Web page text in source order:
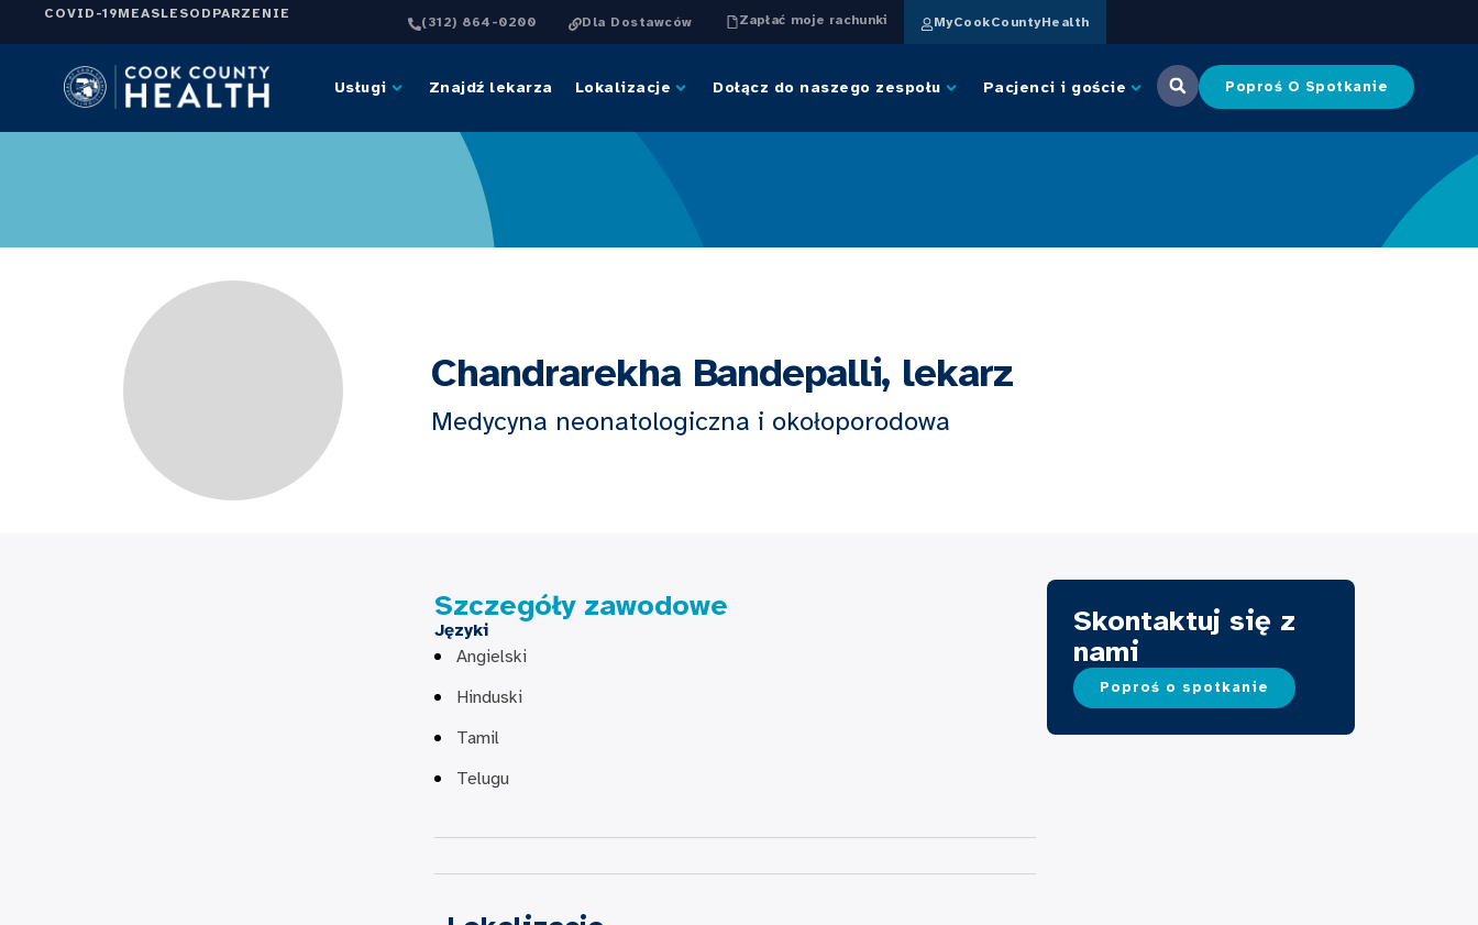
COVID-19MEASLESODPARZENIE
(312) 864-0200 Dla Dostawców Zapłać moje rachunki MyCookCountyHealth
Usługi Znajdź lekarza Lokalizacje Dołącz do naszego zespołu Pacjenci i goście Poproś O Spotkanie
Chandrarekha Bandepalli, lekarz
Medycyna neonatologiczna i okołoporodowa
Szczegóły zawodowe
Języki
Angielski
Hinduski
Tamil
Telugu
Skontaktuj się z
nami
Poproś o spotkanie